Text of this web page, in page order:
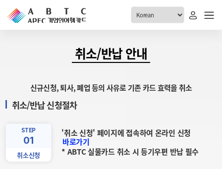
ABTC 전체메뉴
ABTC 제도 소개
VABTC 안내
신규발급 안내
재발급 안내
신청진행 현황
고객센터
공지사항
취소/반납 안내
신규신청, 퇴사, 폐업 등의 사유로 기존 카드 효력을 취소
취소/반납 신청절차
STEP
01
취소신청
'취소 신청' 페이지에 접속하여 온라인 신청
바로가기
* ABTC 실물카드 취소 시 등기우편 반납 필수